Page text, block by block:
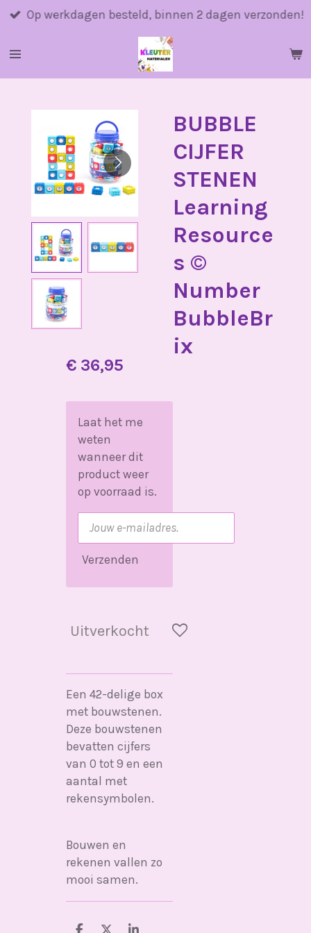
Ga
naar
Op werkdagen besteld, binnen 2 dagen verzonden!
BUBBLE
CIJFER
STENEN
Learning
Resource
s ©️
Number
BubbleBr
ix
€ 36,95
Laat het me
weten
wanneer dit
product weer
op voorraad is.
Verzenden
Uitverkocht
Een 42-delige box
met bouwstenen.
Deze bouwstenen
bevatten cijfers
van 0 tot 9 en een
aantal met
rekensymbolen.
Bouwen en
rekenen vallen zo
mooi samen.